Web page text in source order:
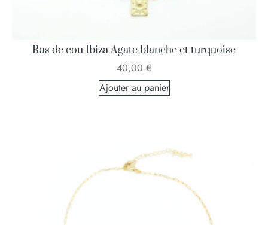
Ras de cou Ibiza Agate blanche et turquoise
40,00 €
Ajouter au panier